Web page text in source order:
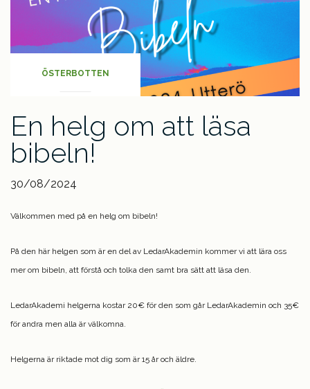
ÖSTERBOTTEN
En helg om att läsa
bibeln!
30/08/2024
Välkommen med på en helg om bibeln!
På den här helgen som är en del av LedarAkademin kommer vi att lära oss
mer om bibeln, att förstå och tolka den samt bra sätt att läsa den.
LedarAkademi helgerna kostar 20€ för den som går LedarAkademin och 35€
för andra men alla är välkomna.
Helgerna är riktade mot dig som är 15 år och äldre.